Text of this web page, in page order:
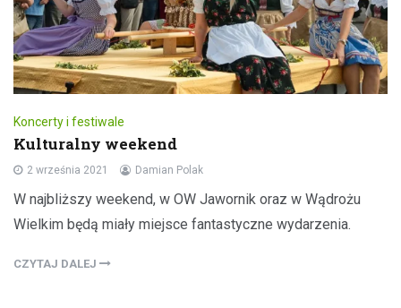
Koncerty i festiwale
Kulturalny weekend
2 września 2021 Damian Polak
W najbliższy weekend, w OW Jawornik oraz w Wądrożu
Wielkim będą miały miejsce fantastyczne wydarzenia.
CZYTAJ DALEJ